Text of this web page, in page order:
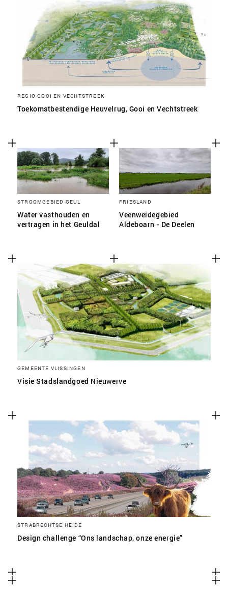
REGIO GOOI EN VECHTSTREEK
Toekomstbestendige Heuvelrug, Gooi en Vechtstreek
STROOMGEBIED GEUL
Water vasthouden en
vertragen in het Geuldal
FRIESLAND
Veenweidegebied
Aldeboarn - De Deelen
GEMEENTE VLISSINGEN
Visie Stadslandgoed Nieuwerve
STRABRECHTSE HEIDE
Design challenge “Ons landschap, onze energie”